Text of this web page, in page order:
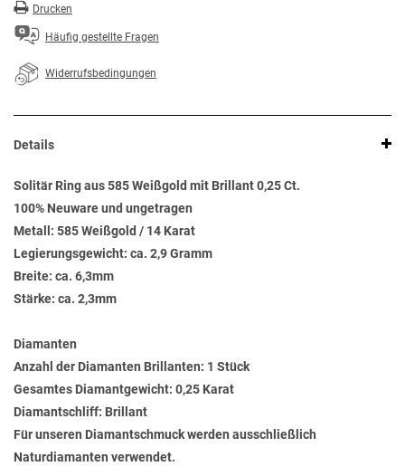
Drucken
Häufig gestellte Fragen
Widerrufsbedingungen
Details
Solitär Ring aus 585 Weißgold mit Brillant 0,25 Ct.
100% Neuware und ungetragen
Metall: 585 Weißgold / 14 Karat
Legierungsgewicht: ca. 2,9 Gramm
Breite: ca. 6,3mm
Stärke: ca. 2,3mm
Diamanten
Anzahl der Diamanten Brillanten: 1 Stück
Gesamtes Diamantgewicht: 0,25 Karat
Diamantschliff: Brillant
Für unseren Diamantschmuck werden ausschließlich
Naturdiamanten verwendet.